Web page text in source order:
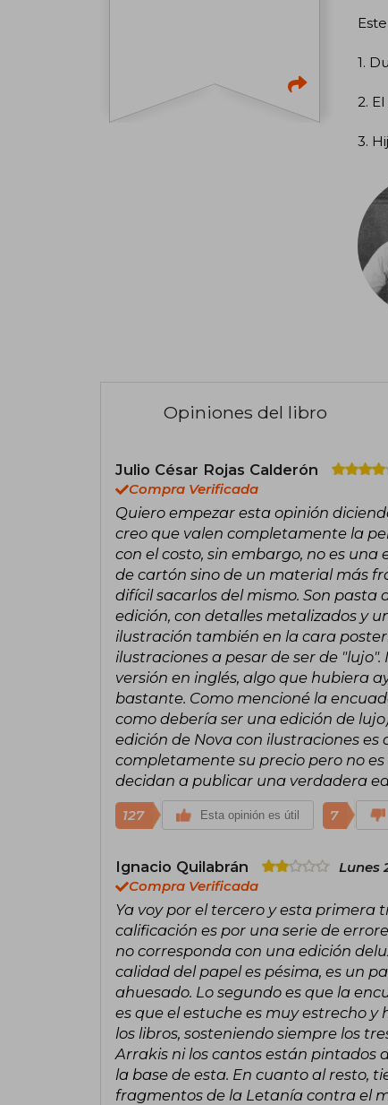
1.
2.
3.
Opiniones del libro
Julio César Rojas Calderón
Compra Verificada
Quiero empezar esta opinión
creo que valen completamente la
con el costo, sin embargo, no es una
de cartón sino de un material más
difícil sacarlos del mismo. Son
edición, con detalles metalizados y
ilustración también en la cara
ilustraciones a pesar de ser de
versión en inglés, algo que hubiera
bastante. Como mencioné la
como debería ser una edición de
edición de Nova con ilustraciones
completamente su precio pero no
decidan a publicar una verdadera
127 Esta opinión es útil 7
Ignacio Quilabrán
Lunes
Compra Verificada
Ya voy por el tercero y esta primera
calificación es por una serie de
no corresponda con una edición
calidad del papel es pésima, es un
ahuesado. Lo segundo es que la
es que el estuche es muy estrecho
los libros, sosteniendo siempre los
Arrakis ni los cantos están pintados
la base de esta. En cuanto al resto,
fragmentos de la Letanía contra el